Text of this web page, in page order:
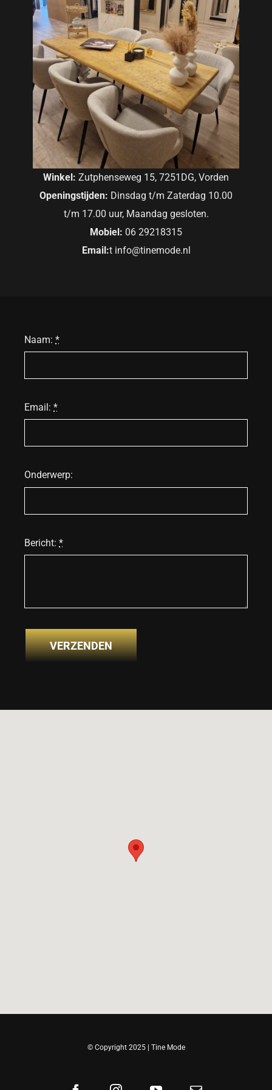
Winkel: Zutphenseweg 15, 7251DG, Vorden
Openingstijden: Dinsdag t/m Zaterdag 10.00
t/m 17.00 uur, Maandag gesloten.
Mobiel: 06 29218315
Email:t info@tinemode.nl
Naam:*
Email:*
Onderwerp:
Bericht:*
VERZENDEN
© Copyright 2025 | Tine Mode